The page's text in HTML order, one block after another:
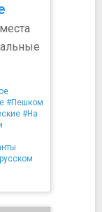
#Пешком
#На